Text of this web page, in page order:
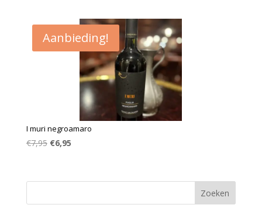
Aanbieding!
I muri negroamaro
€7,95 Oorspronkelijke
€7,95.
€6,95Huidige
€6,95.